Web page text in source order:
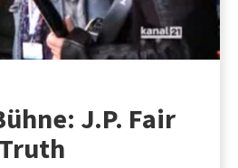
Video
J.P. Fair